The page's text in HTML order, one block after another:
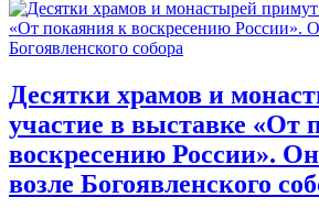
Десятки храмов и
участие в выставке «От
воскресению России».
возле Богоявленского